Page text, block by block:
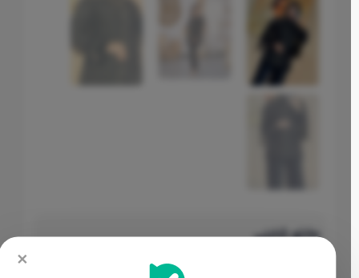
مانتو شاینی
آماده سازی سفارشات و ارسال آن10 تا 14 روز کاری ×